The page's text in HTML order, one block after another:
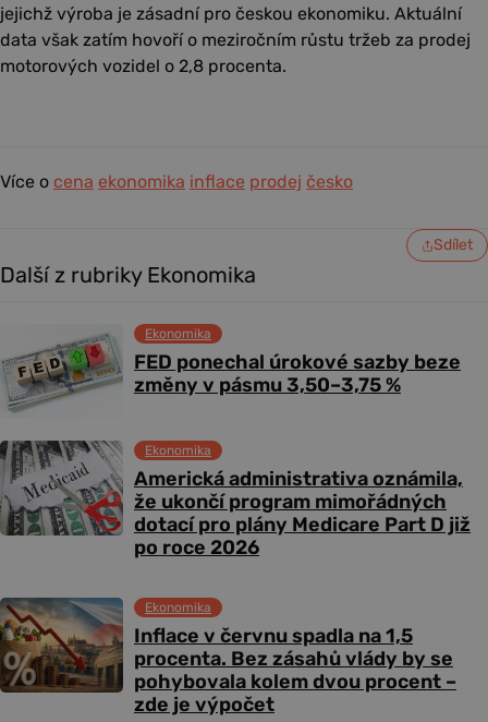
jejichž výroba je zásadní pro českou ekonomiku. Aktuální
data však zatím hovoří o meziročním růstu tržeb za prodej
motorových vozidel o 2,8 procenta.
Více o cena ekonomika inflace prodej česko
Sdílet
Další z rubriky Ekonomika
FED ponechal úrokové sazby beze
změny v pásmu 3,50–3,75 %
Ekonomika
Americká administrativa oznámila,
že ukončí program mimořádných
dotací pro plány Medicare Part D již
po roce 2026
Ekonomika
Inflace v červnu spadla na 1,5
procenta. Bez zásahů vlády by se
pohybovala kolem dvou procent –
zde je výpočet
Ekonomika